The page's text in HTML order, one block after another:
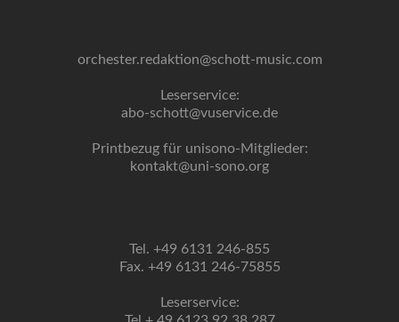
orchester.redaktion@schott-music.com
Leserservice:
abo-schott@vuservice.de
Printbezug für unisono-Mitglieder:
kontakt@uni-sono.org
Tel. +49 6131 246-855
Fax. +49 6131 246-75855
Leserservice: